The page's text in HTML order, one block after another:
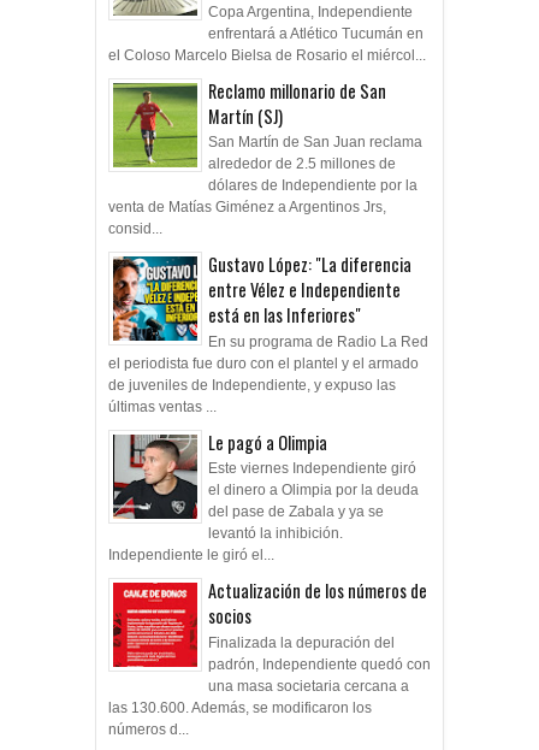
Copa Argentina, Independiente
enfrentará a Atlético Tucumán en
el Coloso Marcelo Bielsa de Rosario el miércol...
Reclamo millonario de San
Martín (SJ)
San Martín de San Juan reclama
alrededor de 2.5 millones de
dólares de Independiente por la
venta de Matías Giménez a Argentinos Jrs,
consid...
Gustavo López: "La diferencia
entre Vélez e Independiente
está en las Inferiores"
En su programa de Radio La Red
el periodista fue duro con el plantel y el armado
de juveniles de Independiente, y expuso las
últimas ventas ...
Le pagó a Olimpia
Este viernes Independiente giró
el dinero a Olimpia por la deuda
del pase de Zabala y ya se
levantó la inhibición.
Independiente le giró el...
Actualización de los números de
socios
Finalizada la depuración del
padrón, Independiente quedó con
una masa societaria cercana a
las 130.600. Además, se modificaron los
números d...